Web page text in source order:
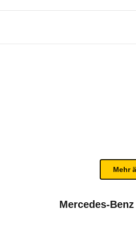
sind, entnehmen Sie
Mercedes-
Mehr